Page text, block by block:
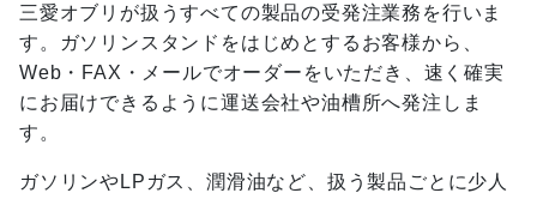
三愛オブリが扱うすべての製品の受発注業務を行いま
す。ガソリンスタンドをはじめとするお客様から、
Web・FAX・メールでオーダーをいただき、速く確実
にお届けできるように運送会社や油槽所へ発注しま
す。
ガソリンやLPガス、潤滑油など、扱う製品ごとに少人